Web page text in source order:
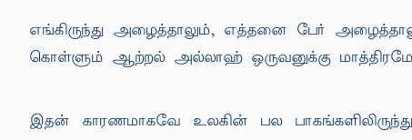
எங்கிருந்து அழைத்தாலும், எத்தனை பேர்
கொள்ளும் ஆற்றல் அல்லாஹ் ஒருவனுக்கு
இதன் காரணமாகவே உலகின் பல